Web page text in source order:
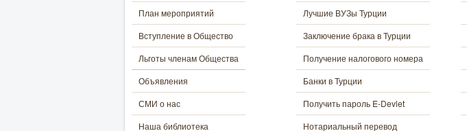
План мероприятий
Вступление в Общество
Льготы членам Общества
Объявления
СМИ о нас
Наша библиотека
Лучшие ВУЗы Турции
Заключение брака в Турции
Получение налогового номера
Банки в Турции
Получить пароль E-Devlet
Нотариальный перевод